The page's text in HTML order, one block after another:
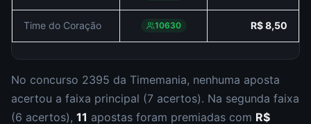
Time do Coração 10630 R$ 8,50
No concurso 2395 da Timemania, nenhuma aposta
acertou a faixa principal (7 acertos). Na segunda faixa
(6 acertos), 11 apostas foram premiadas com R$